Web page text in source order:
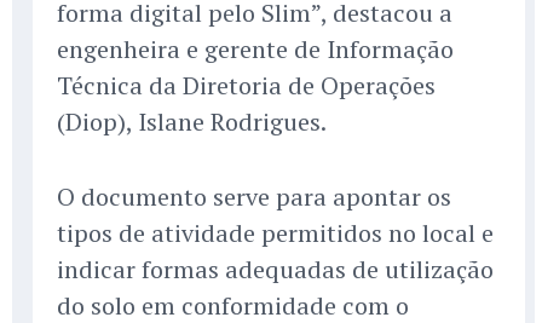
forma digital pelo Slim”, destacou a
engenheira e gerente de Informação
Técnica da Diretoria de Operações
(Diop), Islane Rodrigues.
O documento serve para apontar os
tipos de atividade permitidos no local e
indicar formas adequadas de utilização
do solo em conformidade com o